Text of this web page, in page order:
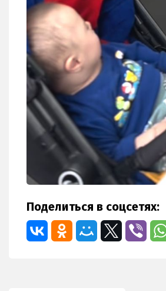
Поделиться в соцсетях: